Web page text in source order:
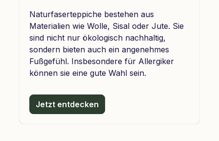
Naturfaserteppiche bestehen aus
Materialien wie Wolle, Sisal oder Jute. Sie
sind nicht nur ökologisch nachhaltig,
sondern bieten auch ein angenehmes
Fußgefühl. Insbesondere für Allergiker
können sie eine gute Wahl sein.
Jetzt entdecken